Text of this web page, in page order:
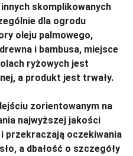
skomplikowanych
dla ogrodu
oleju palmowego,
i bambusa, miejsce
ryżowych jest
a produkt jest trwały.
zorientowanym na
najwyższej jakości
przekraczają oczekiwania
a dbałość o szczegóły